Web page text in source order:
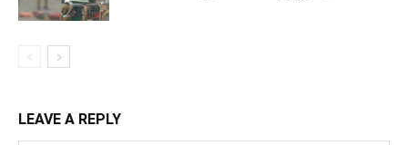
LEAVE A REPLY